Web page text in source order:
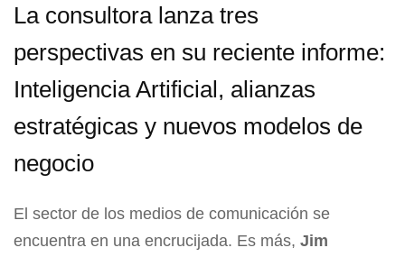
La consultora lanza tres
perspectivas en su reciente informe:
Inteligencia Artificial, alianzas
estratégicas y nuevos modelos de
negocio
El sector de los medios de comunicación se
encuentra en una encrucijada. Es más, Jim